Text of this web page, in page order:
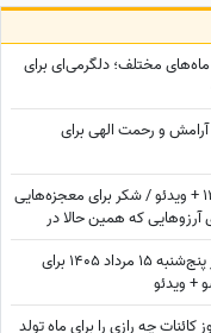
1405 برای متولدین ماه‌های مختلف؛ دلگرمی‌ای برای
مرداد 1405؛ پیام امید، آرامش و رحمت الهی برای
شکرگزاری صبحگاهی امروز پنج‌شنبه 15 مرداد 1405 + ویدئو / شکر برای معجزه‌هایی
آرزوهایی که همین حالا در
کائنات پیام ویژه ای برات داره / پیام انگیزشی امروز پنج‌شنبه 15 مرداد 1405 برای
امروز پنج‌شنبه 15 مرداد 1405 ؛ امروز کائنات چه رازی را برای ماه تولد